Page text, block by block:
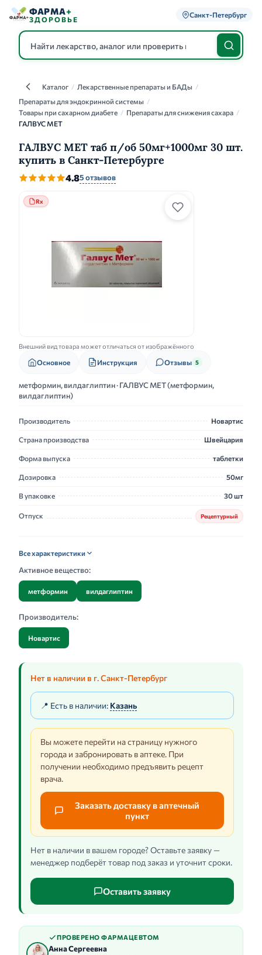
ФАРМА+
ЗДОРОВЬЕ
Санкт-Петербург
КаталогКаталог / Лекарственные препараты и БАДы /
Препараты для эндокринной системы /
Товары при сахарном диабете / Препараты для снижения сахара /
ГАЛВУС МЕТ
ГАЛВУС МЕТ таб п/об 50мг+1000мг 30 шт.
купить в Санкт-Петербурге
4.85 отзывов
Rx
Внешний вид товара может отличаться от изображённого
Основное Инструкция Отзывы 5
метформин, вилдаглиптин · ГАЛВУС МЕТ (метформин,
вилдаглиптин)
Производитель Новартис
Страна производства Швейцария
Форма выпуска таблетки
Дозировка 50мг
В упаковке 30 шт
Отпуск Рецептурный
Все характеристики
Активное вещество:
метформин вилдаглиптин
Производитель:
Новартис
Нет в наличии в г. Санкт-Петербург
📍 Есть в наличии: Казань
Вы можете перейти на страницу нужного
города и забронировать в аптеке. При
получении необходимо предъявить рецепт
врача.
Заказать доставку в аптечный
пункт
Нет в наличии в вашем городе? Оставьте заявку —
менеджер подберёт товар под заказ и уточнит сроки.
Оставить заявку
ПРОВЕРЕНО ФАРМАЦЕВТОМ
Анна Сергеевна